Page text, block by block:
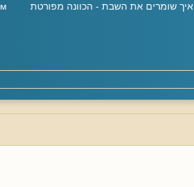
איך שומרים את השבת - הכוונה מפורטת